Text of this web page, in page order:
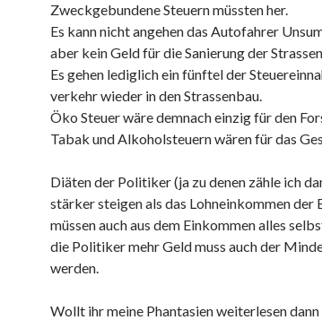
Zweckgebundene Steuern müssten her.
Es kann nicht angehen das Autofahrer
aber kein Geld für die Sanierung der
Es gehen lediglich ein fünftel der
verkehr wieder in den Strassenbau.
Öko Steuer wäre demnach einzig für den
Tabak und Alkoholsteuern wären für das
Diäten der Politiker (ja zu denen zähle ich
stärker steigen als das Lohneinkommen der
müssen auch aus dem Einkommen alles
die Politiker mehr Geld muss auch der
werden.
Wollt ihr meine Phantasien weiterlesen